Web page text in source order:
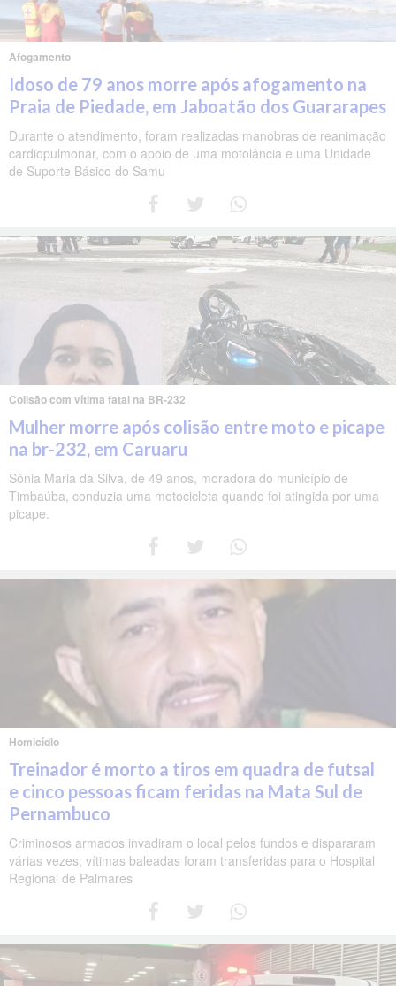
Afogamento
Idoso de 79 anos morre após afogamento na
Praia de Piedade, em Jaboatão dos Guararapes
Durante o atendimento, foram realizadas manobras de reanimação
cardiopulmonar, com o apoio de uma motolância e uma Unidade
de Suporte Básico do Samu
Colisão com vítima fatal na BR-232
Mulher morre após colisão entre moto e picape
na br-232, em Caruaru
Sônia Maria da Silva, de 49 anos, moradora do município de
Timbaúba, conduzia uma motocicleta quando foi atingida por uma
picape.
Homicídio
Treinador é morto a tiros em quadra de futsal
e cinco pessoas ficam feridas na Mata Sul de
Pernambuco
Criminosos armados invadiram o local pelos fundos e dispararam
várias vezes; vítimas baleadas foram transferidas para o Hospital
Regional de Palmares